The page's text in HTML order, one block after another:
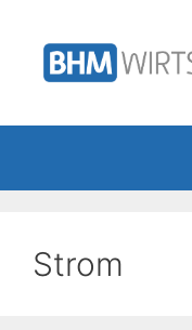
Inhalt
springen
Strom